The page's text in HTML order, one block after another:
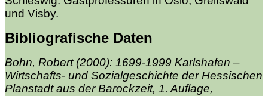
und Visby.
Bibliografische Daten
Bohn, Robert (2000): 1699-1999 Karlshafen –
Wirtschafts- und Sozialgeschichte der Hessischen
Planstadt aus der Barockzeit, 1. Auflage,